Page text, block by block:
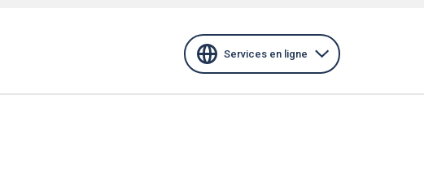
Services en ligne
Section
active